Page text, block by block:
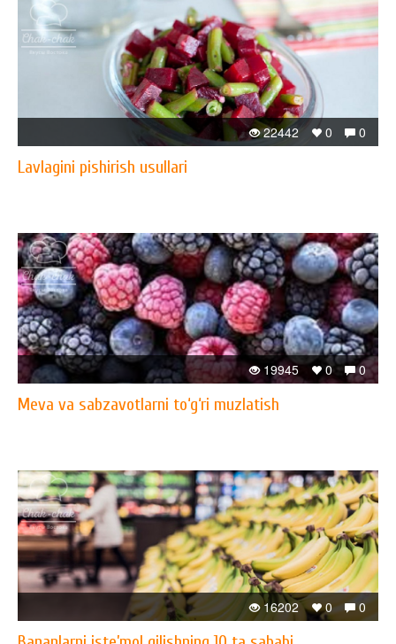
0
0
22442
Lavlagini pishirish usullari
0
0
19945
Meva va sabzavotlarni to‘g‘ri muzlatish
0
0
16202